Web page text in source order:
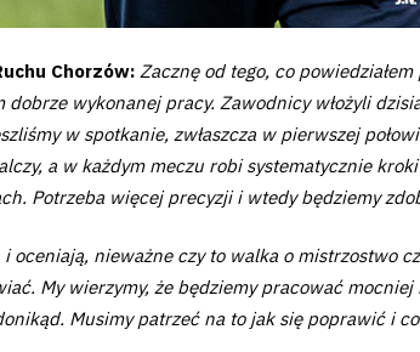
Chorzów: Zacznę od tego, co
wykonanej pracy. Zawodnicy włożyli
w spotkanie, zwłaszcza w pierwszej
a w każdym meczu robi systematycznie
Potrzeba więcej precyzji i wtedy będziemy
i oceniają, nieważne czy to walka o mistrzostwo
My wierzymy, że będziemy pracować
Musimy patrzeć na to jak się poprawić i